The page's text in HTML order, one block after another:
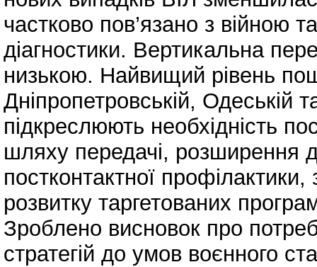
частково пов’язано з війною
діагностики. Вертикальна
низькою. Найвищий рівень
Дніпропетровській, Одеській
підкреслюють необхідність
шляху передачі, розширення
постконтактної
розвитку таргетованих
Зроблено висновок про
стратегій до умов воєнного